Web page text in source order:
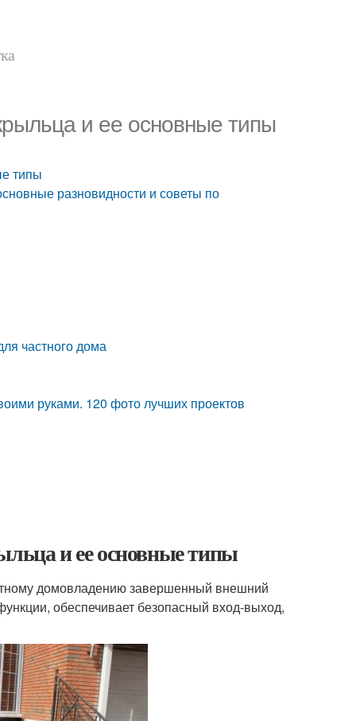
и ее основные типы
типы
разновидности и советы по
частного дома
руками. 120 фото лучших проектов
и ее основные типы
домовладению завершенный внешний
обеспечивает безопасный вход-выход,